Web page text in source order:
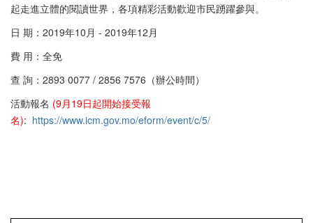
起走進立體的閱讀世界，各項精彩活動歡迎市民踴躍參與。
日 期：2019年10月 - 2019年12月
費 用：全免
查 詢：2893 0077 / 2856 7576（辦公時間）
活動報名 (9月19日起開始接受報
名): https://www.icm.gov.mo/eform/event/c/5/